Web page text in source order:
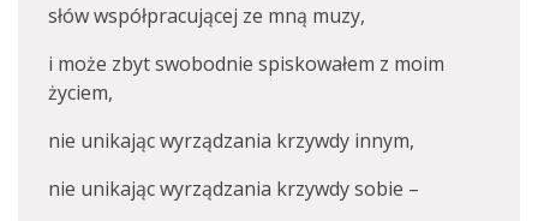
słów współpracującej ze mną muzy,
i może zbyt swobodnie spiskowałem z moim
życiem,
nie unikając wyrządzania krzywdy innym,
nie unikając wyrządzania krzywdy sobie –